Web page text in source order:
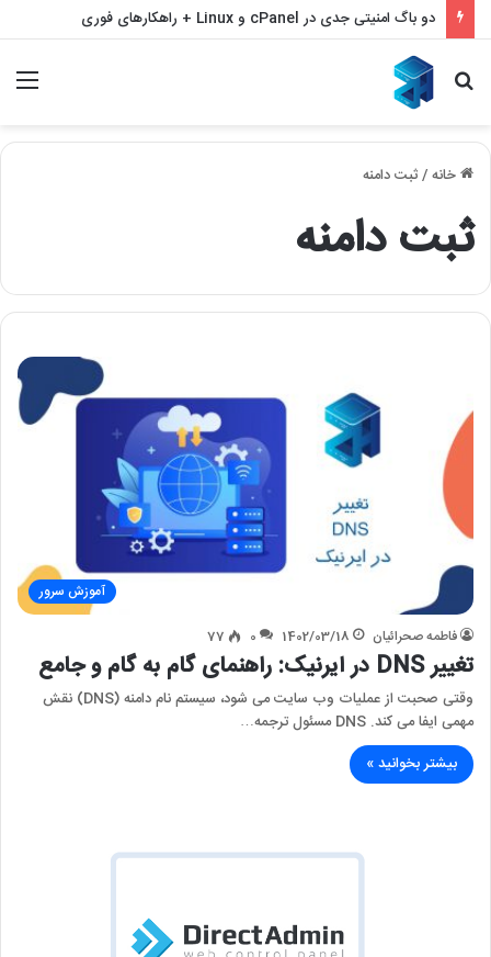
دو باگ امنیتی جدی در cPanel و Linux + راهکارهای فوری
جستجو
خانه/ثبت دامنه
ثبت دامنه
آموزش سرور
فاطمه صحرائیان 1402/03/18
0
77
تغییر DNS در ایرنیک: راهنمای گام به گام و جامع
وقتی صحبت از عملیات وب سایت می شود، سیستم نام دامنه (DNS) نقش
مهمی ایفا می کند. DNS مسئول ترجمه…
بیشتر بخوانید »